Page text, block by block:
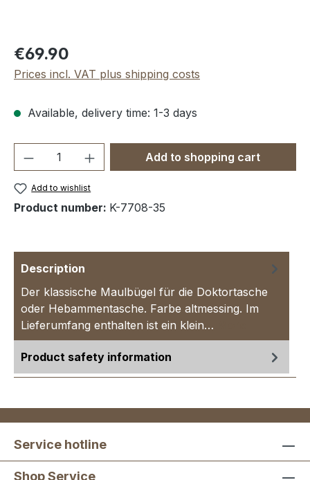
Regular price:
€69.90
Prices incl. VAT plus shipping costs
Available, delivery time: 1-3 days
Product Quantity: Enter the desired
Add to shopping cart
Add to wishlist
Product number: K-7708-35
Description
Der klassische Maulbügel für die Doktortasche
oder Hebammentasche. Farbe altmessing. Im
Lieferumfang enthalten ist ein klein…
Product safety information
Service hotline
Shop Service